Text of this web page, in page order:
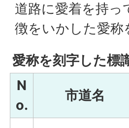
道路に愛着を持
徴をいかした愛称
愛称を刻字した標
N
o.
市道名